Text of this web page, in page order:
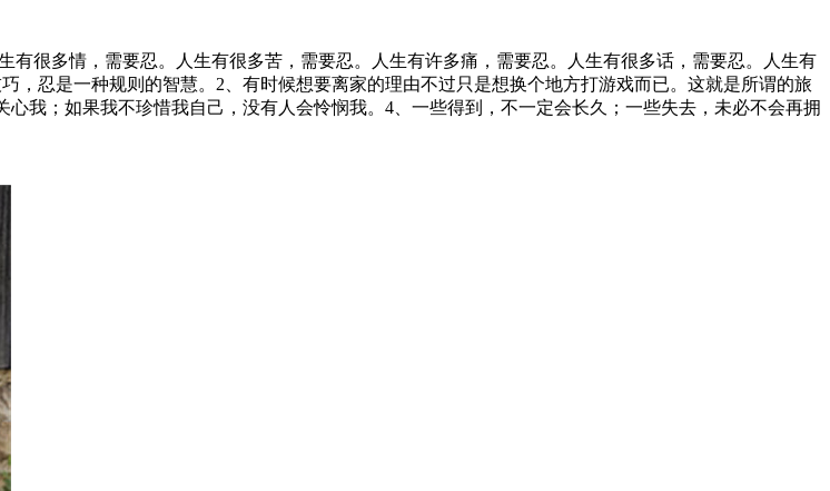
很多情，需要忍。人生有很多苦，需要忍。人生有许多痛，需要忍。人生有很多话，需要忍。人生有
忍是一种规则的智慧。2、有时候想要离家的理由不过只是想换个地方打游戏而已。这就是所谓的旅
我；如果我不珍惜我自己，没有人会怜悯我。4、一些得到，不一定会长久；一些失去，未必不会再拥